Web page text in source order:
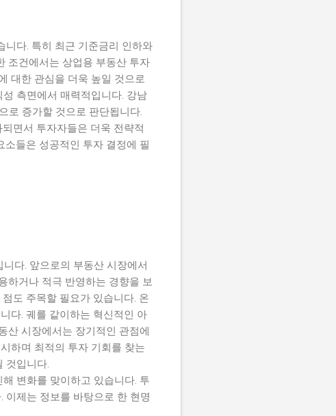
니다. 특히 최근 기준금리 인하와
조건에서는 상업용 부동산 투자
대한 관심을 더욱 높일 것으로
측면에서 매력적입니다. 강남
로 증가할 것으로 판단됩니다.
면서 투자자들은 더욱 전략적
들은 성공적인 투자 결정에 필
다. 앞으로의 부동산 시장에서
하거나 적극 반영하는 경향을 보
도 주목할 필요가 있습니다. 온
다. 궤를 같이하는 혁신적인 아
산 시장에서는 장기적인 관점에
하며 최적의 투자 기회를 찾는
것입니다.
변화를 맞이하고 있습니다. 투
이제는 정보를 바탕으로 한 현명